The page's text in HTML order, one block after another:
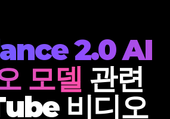
2.0 AI
모델 관련
비디오